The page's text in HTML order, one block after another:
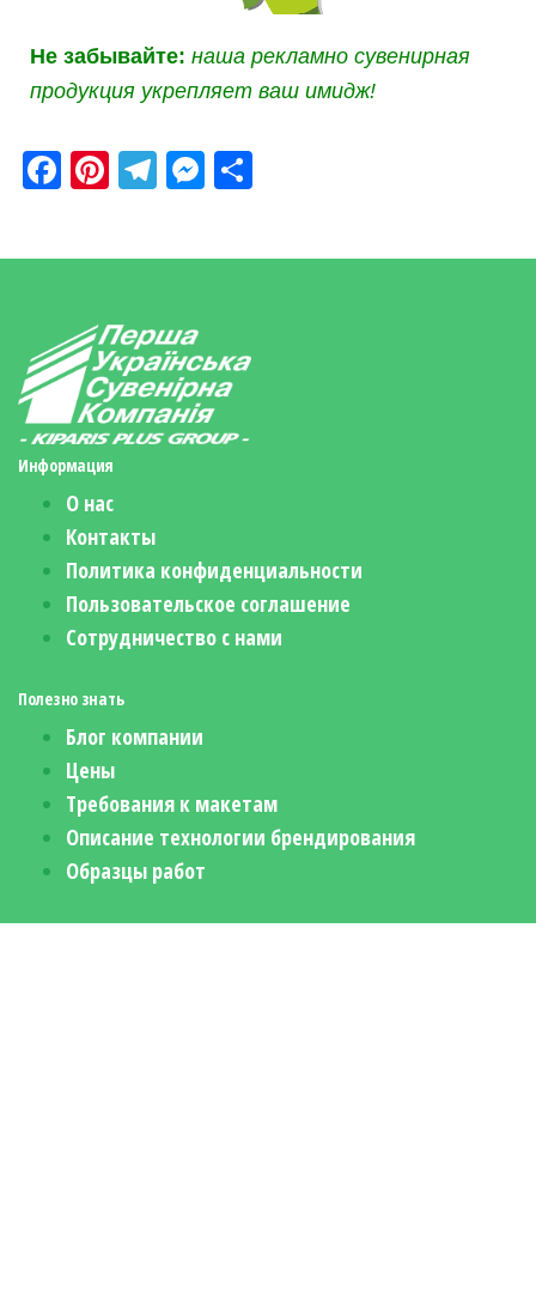
Не забывайте: наша рекламно сувенирная
продукция укрепляет ваш имидж!
Fa
bo
Pi
er
t
Te
gr
m
M
se
r
ра
Информация
О нас
Контакты
Политика конфиденциальности
Пользовательское соглашение
Сотрудничество с нами
Полезно знать
Блог компании
Цены
Требования к макетам
Описание технологии брендирования
Образцы работ